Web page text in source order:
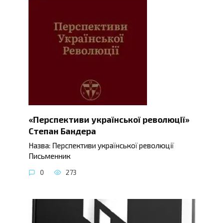
«Перспективи української революції»
Степан Бандера
Назва: Перспективи української революції
Письменник
0 273